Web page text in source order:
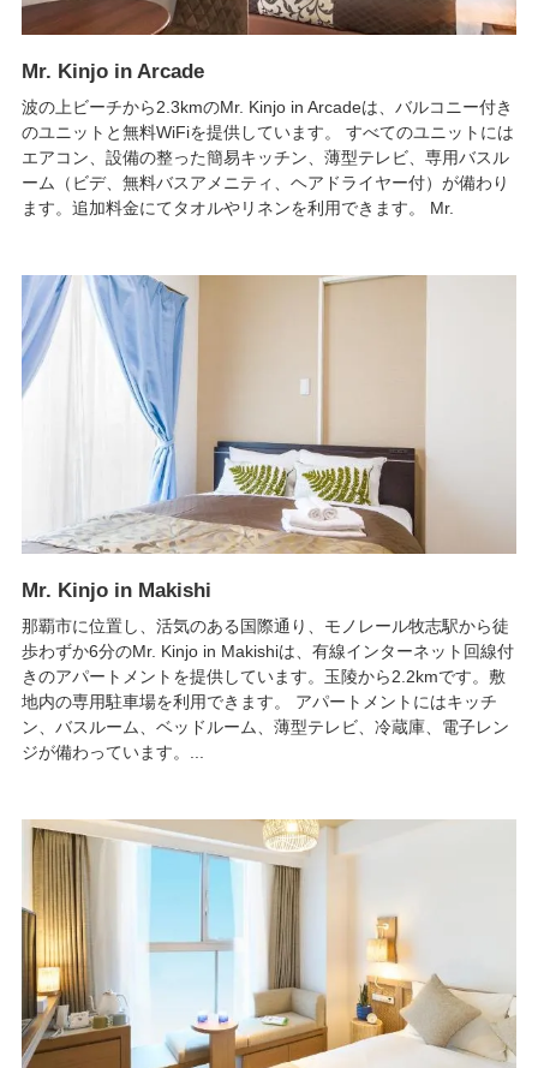
Mr. Kinjo in Arcade
波の上ビーチから2.3kmのMr. Kinjo in Arcadeは、バルコニー付き
のユニットと無料WiFiを提供しています。 すべてのユニットには
エアコン、設備の整った簡易キッチン、薄型テレビ、専用バスル
ーム（ビデ、無料バスアメニティ、ヘアドライヤー付）が備わり
ます。追加料金にてタオルやリネンを利用できます。 Mr.
Mr. Kinjo in Makishi
那覇市に位置し、活気のある国際通り、モノレール牧志駅から徒
歩わずか6分のMr. Kinjo in Makishiは、有線インターネット回線付
きのアパートメントを提供しています。玉陵から2.2kmです。敷
地内の専用駐車場を利用できます。 アパートメントにはキッチ
ン、バスルーム、ベッドルーム、薄型テレビ、冷蔵庫、電子レン
ジが備わっています。...